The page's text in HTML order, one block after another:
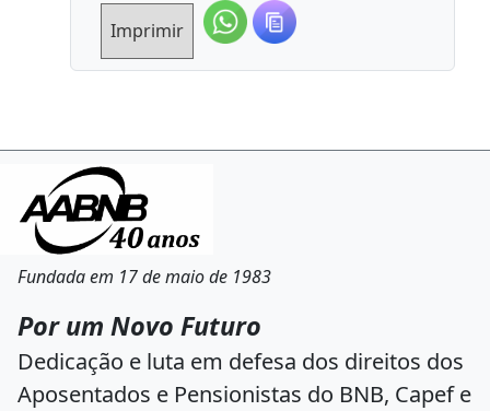
Imprimir
Fundada em 17 de maio de 1983
Por um Novo Futuro
Dedicação e luta em defesa dos direitos dos
Aposentados e Pensionistas do BNB, Capef e